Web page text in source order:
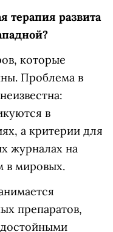
терапия развита
которые
Проблема в
в
а критерии для
журналах на
в мировых.
препаратов,